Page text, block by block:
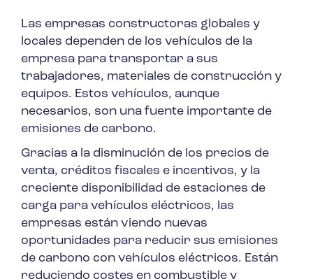
Las empresas constructoras globales y
locales dependen de los vehículos de la
empresa para transportar a sus
trabajadores, materiales de construcción y
equipos. Estos vehículos, aunque
necesarios, son una fuente importante de
emisiones de carbono.
Gracias a la disminución de los precios de
venta, créditos fiscales e incentivos, y la
creciente disponibilidad de estaciones de
carga para vehículos eléctricos, las
empresas están viendo nuevas
oportunidades para reducir sus emisiones
de carbono con vehículos eléctricos. Están
reduciendo costes en combustible y